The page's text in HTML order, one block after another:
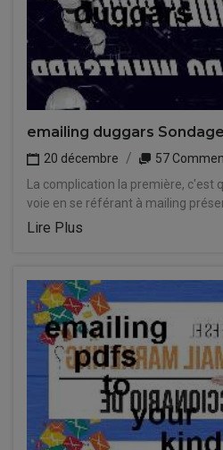
emailing duggars
20 décembre
57
La complication la première, c'est
voie en se référant à mailing
Lire Plus